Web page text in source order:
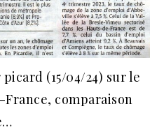
(15/04/24) sur le
comparaison